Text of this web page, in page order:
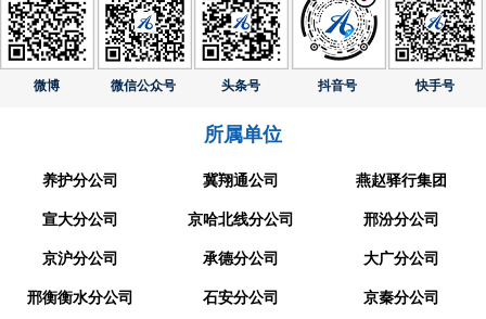
微博 微信公众号 头条号 抖音号 快手号
所属单位
养护分公司 冀翔通公司 燕赵驿行集团
宣大分公司 京哈北线分公司 邢汾分公司
京沪分公司 承德分公司 大广分公司
邢衡衡水分公司 石安分公司 京秦分公司